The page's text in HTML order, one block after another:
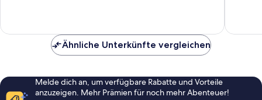
Bewertungen
Ähnliche Unterkünfte vergleichen
Melde dich an, um verfügbare Rabatte und Vorteile
anzuzeigen. Mehr Prämien für noch mehr Abenteuer!